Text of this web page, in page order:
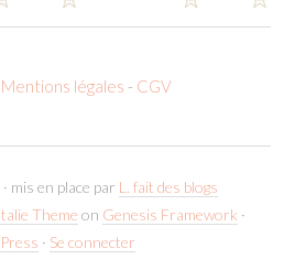
Mentions légales - CGV
mis en place par L. fait des blogs
Theme on Genesis Framework ·
· Se connecter